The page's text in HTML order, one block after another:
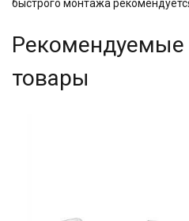
быстрого монтажа
Рекомендуемые
товары